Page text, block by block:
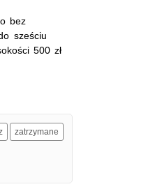
bez
sześciu
500 zł
zatrzymane